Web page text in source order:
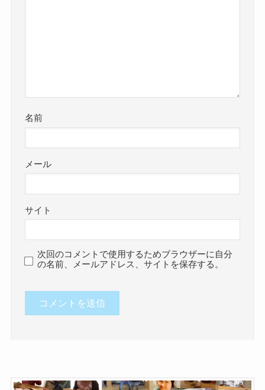
名前
メール
サイト
次回のコメントで使用するためブラウザーに自分
の名前、メールアドレス、サイトを保存する。